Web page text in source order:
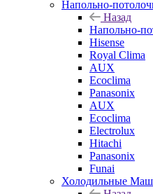
Напольно-
Назад
Напольно-
Hisense
Royal Clima
AUX
Ecoclima
Panasonix
AUX
Ecoclima
Electrolux
Hitachi
Panasonix
Funai
Холодильные